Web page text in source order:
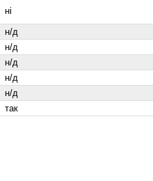
ні
н/д
н/д
н/д
н/д
н/д
так